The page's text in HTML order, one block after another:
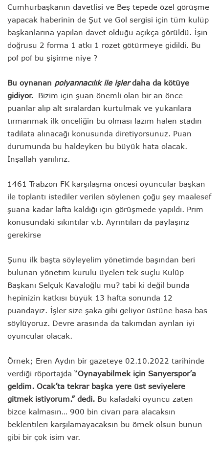
Cumhurbaşkanın davetlisi ve Beş tepede özel görüşme
yapacak haberinin de Şut ve Gol sergisi için tüm kulüp
başkanlarına yapılan davet olduğu açıkça görüldü. İşin
doğrusu 2 forma 1 atkı 1 rozet götürmeye gidildi. Bu
pof pof bu şişirme niye ?
Bu oynanan polyannacılık ile işlerdaha da kötüye
gidiyor. Bizim için şuan önemli olan bir an önce
puanlar alıp alt sıralardan kurtulmak ve yukarılara
tırmanmak ilk önceliğin bu olması lazım halen stadın
tadilata alınacağı konusunda diretiyorsunuz. Puan
durumunda bu haldeyken bu büyük hata olacak.
İnşallah yanılırız.
1461 Trabzon FK karşılaşma öncesi oyuncular başkan
ile toplantı istediler verilen söylenen çoğu şey maalesef
şuana kadar lafta kaldığı için görüşmede yapıldı. Prim
konusundaki sıkıntılar v.b. Ayrıntıları da paylaşırız
gerekirse
Şunu ilk başta söyleyelim yönetimde başından beri
bulunan yönetim kurulu üyeleri tek suçlu Kulüp
Başkanı Selçuk Kavaloğlu mu? tabi ki değil bunda
hepinizin katkısı büyük 13 hafta sonunda 12
puandayız. İşler size şaka gibi geliyor üstüne basa bas
söylüyoruz. Devre arasında da takımdan ayrılan iyi
oyuncular olacak.
Örnek; Eren Aydın bir gazeteye 02.10.2022 tarihinde
verdiği röportajda “Oynayabilmek için Sarıyerspor’a
geldim. Ocak’ta tekrar başka yere üst seviyelere
gitmek istiyorum.” dedi. Bu kafadaki oyuncu zaten
bizce kalmasın… 900 bin civarı para alacaksın
beklentileri karşılamayacaksın bu örnek olsun bunun
gibi bir çok isim var.